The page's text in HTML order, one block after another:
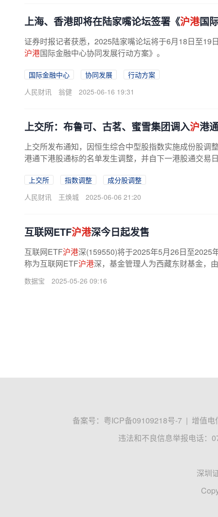
上海、香港即将在陆家嘴论坛签署《沪港国
证券时报记者获悉，2025陆家嘴论坛将于6月18日至19
沪港国际金融中心协同发展行动方案》。
国际金融中心 协同发展
行动方案
人民财讯
翁健 2025-06-16 19:31
上交所：布鲁可、古茗、蜜雪集团调入沪港
上交所发布通知，因恒生综合中型股指数实施成份股调
港通下港股通标的名单发生调整，并自下一港股通交易
上交所 指数调整
成分股调整
人民财讯
王焕城 2025-06-06 21:20
互联网ETF沪港深今日起发售
互联网ETF沪港深(159550)将于2025年5月26日至2025
称为互联网ETF沪港深，基金管理人为西藏东财基金，
数据宝 2025-05-26 09:16
备案号： 粤ICP备09109218号-7 | 增值电
违法和不良信息举报电话：
深圳